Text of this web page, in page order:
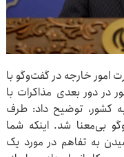
امور خارجه در گفت‌وگو با
در دور بعدی مذاکرات با
کشور، توضیح داد: طرف
بی‌معنا شد. اینکه شما
به تفاهم در مورد یک